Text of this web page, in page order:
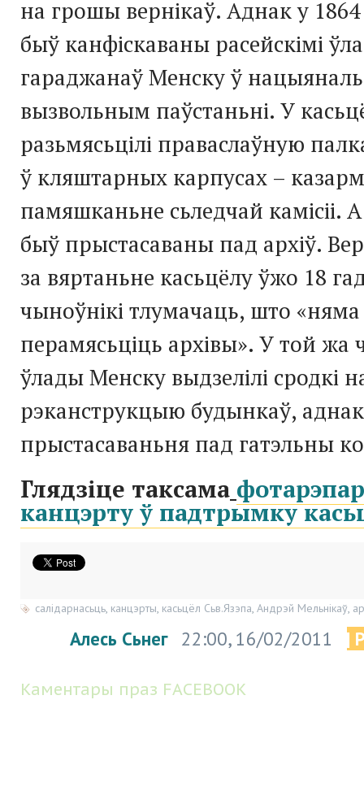
на грошы вернікаў. Аднак у
быў канфіскаваны расейскімі
гараджанаў Менску ў
вызвольным паўстаньні. У
разьмясьцілі праваслаўную
ў кляштарных карпусах –
памяшканьне сьледчай камісіі.
быў прыстасаваны пад архіў.
за вяртаньне касьцёлу ўжо 18
чыноўнікі тлумачаць, што
перамясьціць архівы». У той жа
ўлады Менску выдзелілі сродкі
рэканструкцыю будынкаў,
прыстасаваньня пад гатэльны
Глядзіце таксама
канцэрту ў падтрымку
салідарнасьць канцэрты касьцёл Сьв.Язэпа Андрэй Мельнікаў
Алесь Сьнег 22:00, 16/02/2011 |
Каментары праз FACEBOOK